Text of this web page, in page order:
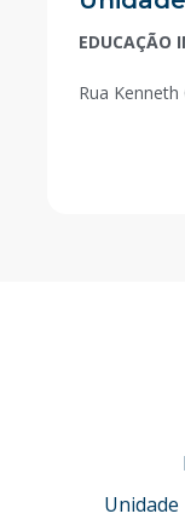
EDUCAÇÃO
Rua
Unidade